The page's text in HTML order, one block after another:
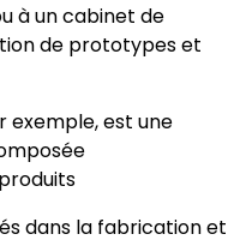
à un cabinet de
de prototypes et
exemple, est une
dans la fabrication et